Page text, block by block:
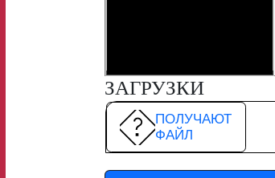
ЗАГРУЗКИ
ПОЛУЧАЮТ
ФАЙЛ